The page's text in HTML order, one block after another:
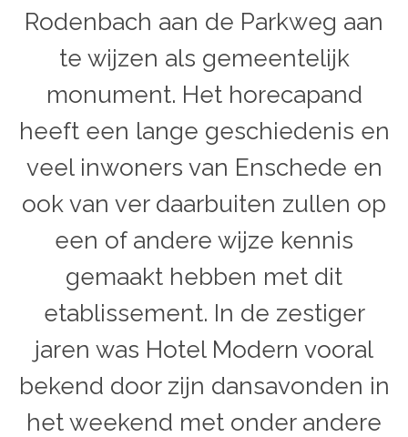
Rodenbach aan de Parkweg aan
te wijzen als gemeentelijk
monument. Het horecapand
heeft een lange geschiedenis en
veel inwoners van Enschede en
ook van ver daarbuiten zullen op
een of andere wijze kennis
gemaakt hebben met dit
etablissement. In de zestiger
jaren was Hotel Modern vooral
bekend door zijn dansavonden in
het weekend met onder andere